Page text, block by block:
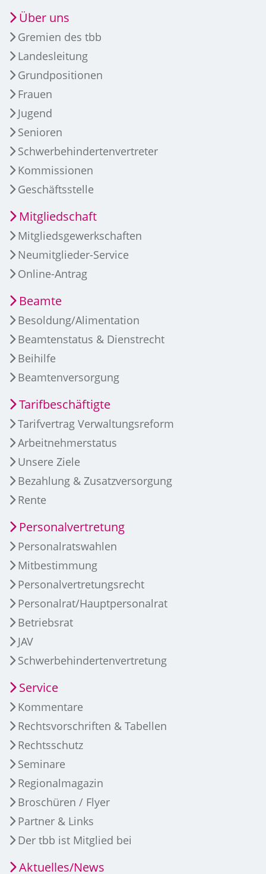
Über uns
Gremien des tbb
Landesleitung
Grundpositionen
Frauen
Jugend
Senioren
Schwerbehindertenvertreter
Kommissionen
Geschäftsstelle
Mitgliedschaft
Mitgliedsgewerkschaften
Neumitglieder-Service
Online-Antrag
Beamte
Besoldung/Alimentation
Beamtenstatus & Dienstrecht
Beihilfe
Beamtenversorgung
Tarifbeschäftigte
Tarifvertrag Verwaltungsreform
Arbeitnehmerstatus
Unsere Ziele
Bezahlung & Zusatzversorgung
Rente
Personalvertretung
Personalratswahlen
Mitbestimmung
Personalvertretungsrecht
Personalrat/Hauptpersonalrat
Betriebsrat
JAV
Schwerbehindertenvertretung
Service
Kommentare
Rechtsvorschriften & Tabellen
Rechtsschutz
Seminare
Regionalmagazin
Broschüren / Flyer
Partner & Links
Der tbb ist Mitglied bei
Aktuelles/News